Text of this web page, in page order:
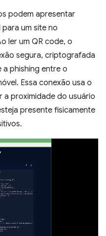
podem apresentar
um site no
ler um QR code, o
segura, criptografada
phishing entre o
Essa conexão usa o
a proximidade do usuário
presente fisicamente